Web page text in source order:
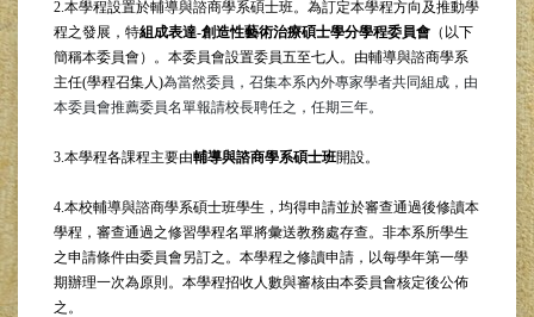
2.本學程設置於輔導與諮商學系碩士班。為訂定本學程方向及推動學
程之發展，特組成表達-創造性藝術治療碩士學分學程委員會 （以下
簡稱本委員會）。本委員會設置委員五至七人。由輔導與諮商學系
主任(學程召集人)為當然委員，召集本系內外專家學者共同組成，由
本委員會推薦委員名單報請校長聘任之，任期三年。
3.本學程各課程主要由輔導與諮商學系碩士班開設。
4.本校輔導與諮商學系碩士班學生，均得申請並於審查通過後修讀本
學程，審查通過之修習學程名單將彙送教務處存查。非本系所學生
之申請條件由委員會另訂之。本學程之修讀申請，以每學年第一學
期辦理一次為原則。本學程招收人數與審核由本委員會核定後公佈
之。